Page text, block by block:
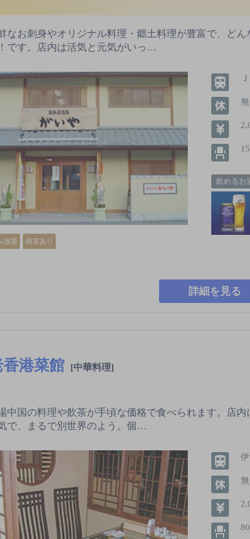
なお刺身やオリジナル料理・郷土料理が豊富で、ど
です。店内は活気と元気がいっ…
放題 個室あり
飲めるお
詳細を見る
香港菜館 [中華料理]
中国の料理や飲茶が手頃な価格で食べられます。店
で、まるで別世界のよう。個…